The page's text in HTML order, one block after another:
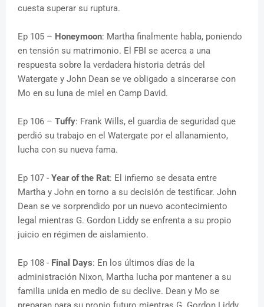
cuesta superar su ruptura.
Ep 105 – Honeymoon: Martha finalmente habla, poniendo
en tensión su matrimonio. El FBI se acerca a una
respuesta sobre la verdadera historia detrás del
Watergate y John Dean se ve obligado a sincerarse con
Mo en su luna de miel en Camp David.
Ep 106 – Tuffy: Frank Wills, el guardia de seguridad que
perdió su trabajo en el Watergate por el allanamiento,
lucha con su nueva fama.
Ep 107 - Year of the Rat: El infierno se desata entre
Martha y John en torno a su decisión de testificar. John
Dean se ve sorprendido por un nuevo acontecimiento
legal mientras G. Gordon Liddy se enfrenta a su propio
juicio en régimen de aislamiento.
Ep 108 - Final Days: En los últimos días de la
administración Nixon, Martha lucha por mantener a su
familia unida en medio de su declive. Dean y Mo se